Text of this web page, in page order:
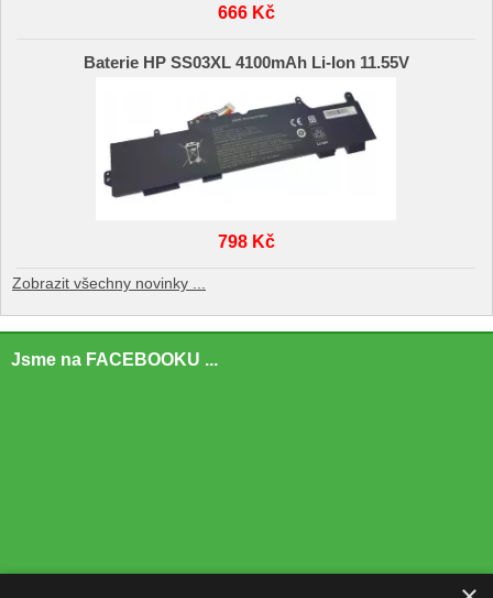
666 Kč
Baterie HP SS03XL 4100mAh Li-Ion 11.55V
798 Kč
Zobrazit všechny novinky ...
Jsme na FACEBOOKU ...